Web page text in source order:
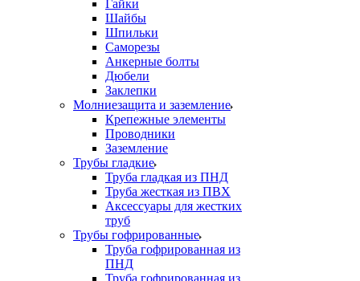
Гайки
Шайбы
Шпильки
Саморезы
Анкерные болты
Дюбели
Заклепки
Молниезащита и заземление
Крепежные элементы
Проводники
Заземление
Трубы гладкие
Труба гладкая из ПНД
Труба жесткая из ПВХ
Аксессуары для жестких
труб
Трубы гофрированные
Труба гофрированная из
ПНД
Труба гофрированная из